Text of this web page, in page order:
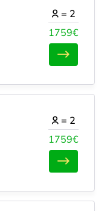
1759€
= 2
1759€
= 2